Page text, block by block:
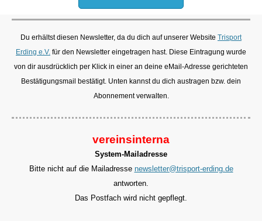
Du erhältst diesen Newsletter, da du dich auf unserer Website Trisport
Erding e.V. für den Newsletter eingetragen hast. Diese Eintragung wurde
von dir ausdrücklich per Klick in einer an deine eMail-Adresse gerichteten
Bestätigungsmail bestätigt. Unten kannst du dich austragen bzw. dein
Abonnement verwalten.
vereinsinterna
System-Mailadresse
Bitte nicht auf die Mailadresse newsletter@trisport-erding.de
antworten.
Das Postfach wird nicht gepflegt.